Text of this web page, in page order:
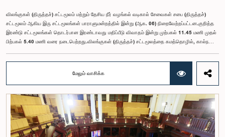
விலங்குகள் (திருத்தச்) சட்டமூலம் மற்றும் தேசிய நீர் வழங்கல் வடிகால் சேவைகள் சபை (திருத்தச்)
சட்டமூலம் ஆகிய இரு சட்டமூலங்கள் பாராளுமன்றத்தில் இன்று (ஆக. 06) நிறைவேற்றப்பட்டன.குறித்த
இரண்டு சட்டமூலங்கள் தொடர்பான இரண்டாவது மதிப்பீடு விவாதம் இன்று முற்பகல் 11.45 மணி முதல்
பிற்பகல் 5.40 மணி வரை நடைபெற்றது.விலங்குகள் (திருத்தச்) சட்டமூலத்தை கமத்தொழில், கால்நடை
வகையான விலங்குகளுக்கும் விரிவுபடுத்துவதற்கு முன்மொழியப்பட்டுள்ளது. இதற்கமைய
எதிர்காலத்தில் பன்றிகள், செம்மறியாடுகள் மற்றும் வெள்ளாடுகளைப் போக்குவரத்து செய்யும்போது உரிய
அனுமதிப்பத்திரத்தைப் பெற்றிருப்பது கட்டாயமாக்கப்படுவதுடன், விலங்குகளிடமிருந்து மனிதர்களுக்கு
பரவக்கூடிய நோய்கள் பரவுவதைத் தடுப்பது இதன் பிரதான நோக்கமாகும்.தேசிய நீர் வழங்கல் வடிகால்
சேவைகள் சபை (திருத்தச்) சட்டமூலம் வீடமைப்பு, நிர்மாணிப்பு மற்றும் நீர் வழங்கல் அமைச்சரினால்
2026.07.21 அன்று இலங்கை பாராளுமன்றத்தில் முதலாம் மதிப்பீட்டிற்காக
சமர்ப்பிக்கப்பட்டது.இச்சட்டமூலத்தின் மூலம், தேசிய நீர் வழங்கல் வடிகால் சேவைகள் சபையின் நிறுவன
மேலும் வாசிக்க